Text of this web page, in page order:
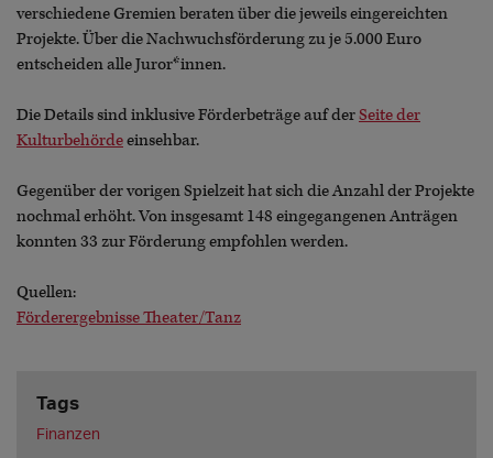
verschiedene Gremien beraten über die jeweils eingereichten
Projekte. Über die Nachwuchsförderung zu je 5.000 Euro
entscheiden alle Juror*innen.
Die Details sind inklusive Förderbeträge auf derSeite der
Kulturbehördeeinsehbar.
Gegenüber der vorigen Spielzeit hat sich die Anzahl der Projekte
nochmal erhöht. Von insgesamt 148 eingegangenen Anträgen
konnten 33 zur Förderung empfohlen werden.
Quellen:
Förderergebnisse Theater/Tanz
Tags
Finanzen